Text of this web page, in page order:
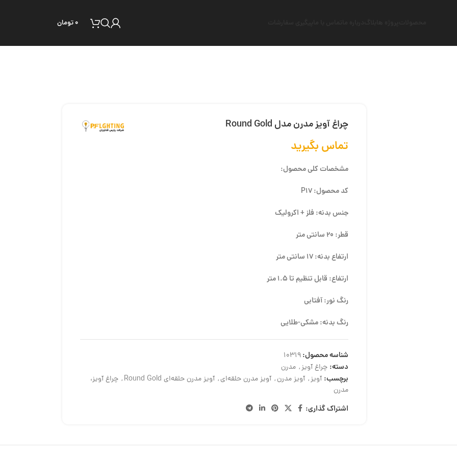
۰تومان
چراغ آویز مدرن مدل Round Gold
تماس بگیرید
مشخصات کلی محصول:
کد محصول: P17
جنس بدنه: فلز + اکرولیک
قطر: 20 سانتی متر
ارتفاع بدنه: 17 سانتی متر
ارتفاع: قابل تنظیم تا 1.5 متر
رنگ نور: آفتابی
رنگ بدنه: مشکی-طلایی
شناسه محصول:10319
دسته: چراغ آویز, مدرن
برچسب: آویز, آویز مدرن, آویز مدرن حلقه‌ای, آویز مدرن حلقه‌ای Round Gold , چراغ آویز،
مدرن
اشتراک گذاری: